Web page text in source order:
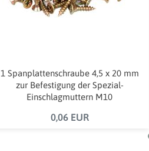
1 Spanplattenschraube 4,5 x 20 mm
zur Befestigung der Spezial-
Einschlagmuttern M10
0,06 EUR